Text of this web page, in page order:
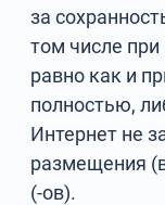
за
том числе
равно как и
полностью,
Интернет не
размещения
(-ов).